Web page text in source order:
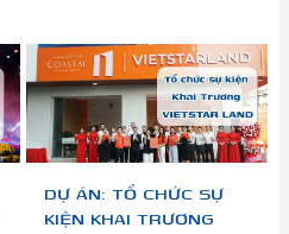
DỰ ÁN: TỔ CHỨC SỰ
KIỆN KHAI TRƯƠNG